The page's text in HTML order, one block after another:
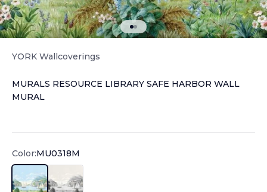
Go to item 1
Go to item 2
YORK Wallcoverings
MURALS RESOURCE LIBRARY SAFE HARBOR WALL
MURAL
Color:MU0318M
MU0318M